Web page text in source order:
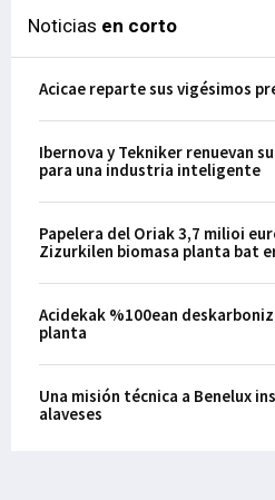
Noticias en corto
Acicae reparte sus vigésimos
Ibernova y Tekniker renuevan
para una industria inteligente
Papelera del Oriak 3,7 milioi
Zizurkilen biomasa planta bat
Acidekak %100ean
planta
Una misión técnica a Benelux
alaveses